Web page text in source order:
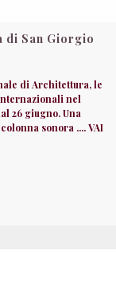
di San Giorgio
di Architettura, le
nel
26 giugno. Una
sonora .... VAI